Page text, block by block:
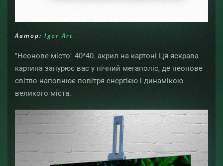
Автор: Igor Art
"Неонове місто" 40*40. акрил на картоні Ця яскрава
картина занурює вас у нічний мегаполіс, де неонове
світло наповнює повітря енергією і динамікою
великого міста.